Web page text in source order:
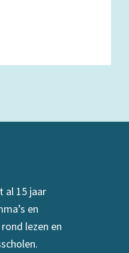
al 15 jaar
en
lezen en